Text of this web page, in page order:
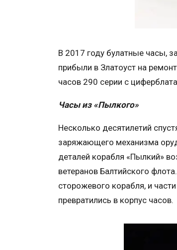
В 2017 году булатные часы,
прибыли в Златоуст на
часов 290 серии с
Часы из «Пылкого»
Несколько десятилетий
заряжающего механизма
деталей корабля «Пылкий»
ветеранов Балтийского
сторожевого корабля, и
превратились в корпус часов.